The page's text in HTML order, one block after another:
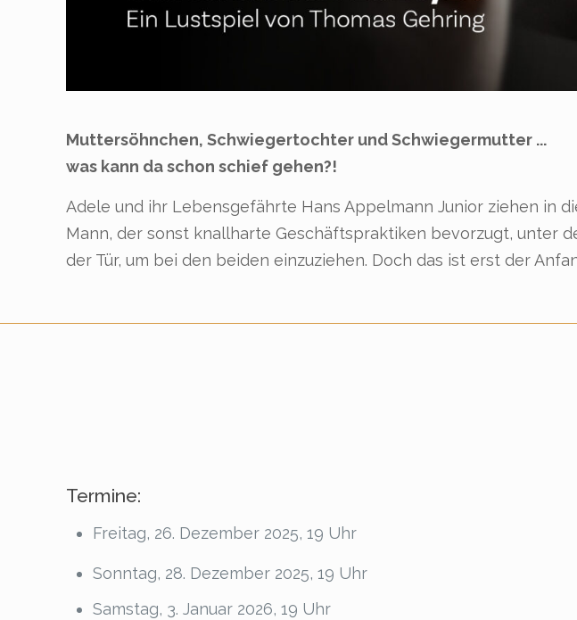
Muttersöhnchen, Schwiegertochter und Schwiegermutter ...
was kann da schon schief gehen?!
Adele und ihr Lebensgefährte Hans Appelmann Junior ziehen in
Mann, der sonst knallharte Geschäftspraktiken bevorzugt, unter
der Tür, um bei den beiden einzuziehen. Doch das ist erst der
Termine:
Freitag, 26. Dezember 2025, 19 Uhr
Sonntag, 28. Dezember 2025, 19 Uhr
Samstag, 3. Januar 2026, 19 Uhr